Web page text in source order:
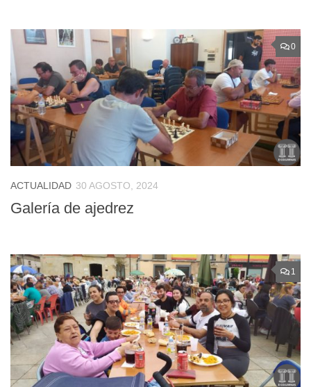
0
ACTUALIDAD 30 AGOSTO, 2024
Galería de ajedrez
1